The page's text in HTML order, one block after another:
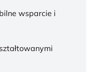
wsparcie i